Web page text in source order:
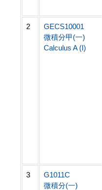
2
GECS10001
微積分甲(一)
Calculus A (I)
3
G1011C
微積分(一)